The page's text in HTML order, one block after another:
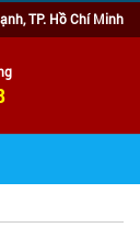
TP. Hồ Chí Minh